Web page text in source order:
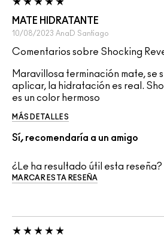
MATE HIDRATANTE
10/08/2023 AnaD Santiago
Comentarios sobre Shocking
Maravillosa terminación mate, se
aplicar, la hidratación es real.
es un color hermoso
MÁS DETALLES
Sí, recomendaría a un amigo
¿Le ha resultado útil esta reseña?
MARCAR ESTA RESEÑA